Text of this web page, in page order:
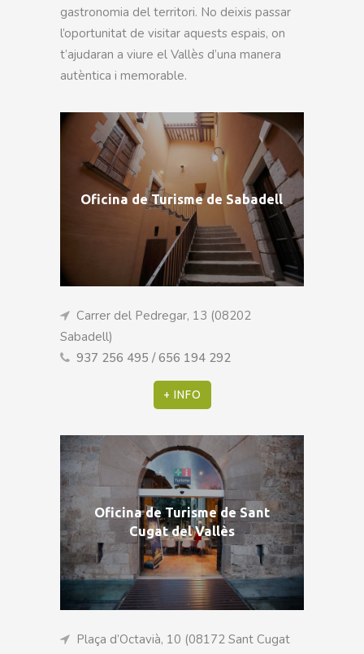
gastronomia del territori. No deixis passar
l’oportunitat de visitar aquests espais, on
t’ajudaran a viure el Vallès d’una manera
autèntica i memorable.
Oficina de Turisme de Sabadell
Carrer del Pedregar, 13 (08202
Sabadell)
937 256 495 / 656 194 292
+ INFO
Oficina de Turisme de Sant
Cugat del Vallès
Plaça d’Octavià, 10 (08172 Sant Cugat